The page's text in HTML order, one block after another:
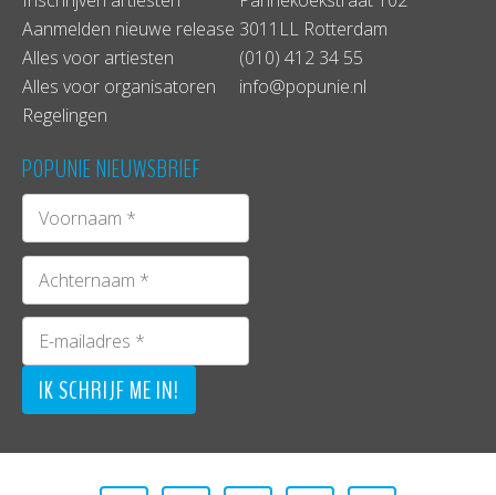
Aanmelden nieuwe release
Alles voor artiesten
Alles voor organisatoren
Regelingen
3011LL Rotterdam
(010) 412 34 55
info@popunie.nl
POPUNIE NIEUWSBRIEF